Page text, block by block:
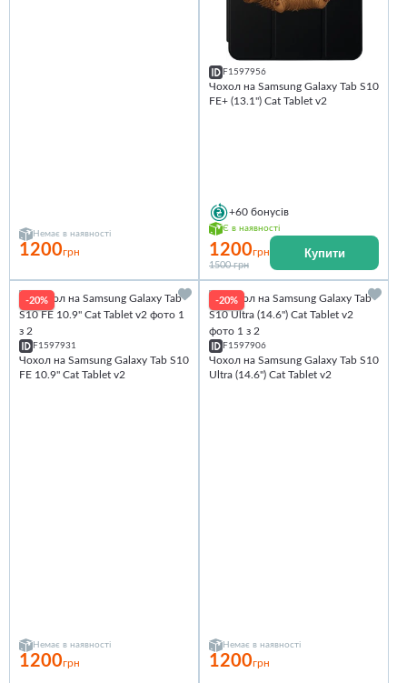
Немає в наявності
1200грн
F1597956
Чохол на Samsung Galaxy Tab S10
FE+ (13.1") Cat Tablet v2
+60 бонусів
Є в наявності
1200грн
1500 грн
Купити
-20%
F1597931
Чохол на Samsung Galaxy Tab S10
FE 10.9" Cat Tablet v2
Немає в наявності
1200грн
-20%
F1597906
Чохол на Samsung Galaxy Tab S10
Ultra (14.6'') Cat Tablet v2
Немає в наявності
1200грн